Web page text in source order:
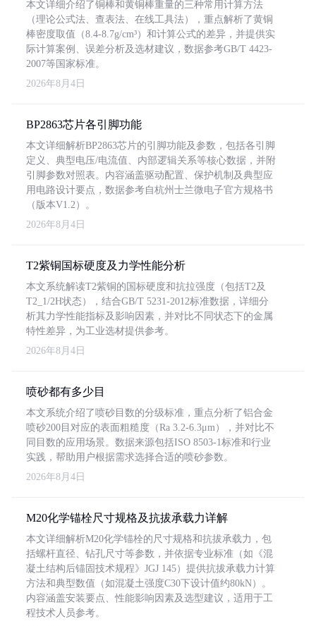
本文详细介绍了铜棒和黄铜棒重量的三种常用计算方法
（理论公式法、查表法、在线工具法），重点解析了黄铜
棒密度取值（8.4-8.7g/cm³）和计算公式的差异，并提供实
际计算案例、误差分析及选材建议，数据参考GB/T 4423-
2007等国家标准。
2026年8月4日
BP2863芯片各引脚功能
本文详细解析BP2863芯片的引脚功能及参数，包括各引脚
定义、典型电压/电流值、内部逻辑关系等核心数据，并附
引脚参数对照表。内容涵盖驱动配置、保护机制及典型应
用电路设计要点，数据参考自杭州士兰微电子官方规格书
（版本V1.2）。
2026年8月4日
T2紫铜国标硬度及力学性能分析
本文系统解读T2紫铜的国标硬度和抗拉强度（包括T2及
T2_1/2H状态），结合GB/T 5231-2012标准数据，详细分
析其力学性能指标及影响因素，并对比不同状态下的金属
特性差异，为工业选材提供参考。
2026年8月4日
喷砂都有多少目
本文系统介绍了喷砂目数的分级标准，重点分析了铝合金
喷砂200目对应的表面粗糙度（Ra 3.2-6.3μm），并对比不
同目数的应用场景。数据来源包括ISO 8503-1标准和行业
实践，帮助用户根据需求选择合适的喷砂参数。
2026年8月4日
M20化学锚栓尺寸规格及抗拔承载力详解
本文详细解析M20化学锚栓的尺寸规格和抗拔承载力，包
括螺杆直径、钻孔尺寸等参数，并依据专业标准（如《混
凝土结构后锚固技术规程》JGJ 145）提供抗拔承载力计算
方法和典型数值（如混凝土强度C30下设计值约80kN）。
内容涵盖安装要点、性能影响因素及选型建议，适用于工
程技术人员参考。